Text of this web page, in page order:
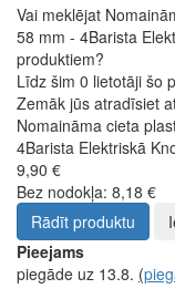
Vai meklējat
58 mm - 4Barista
produktiem?
Līdz šim 0 lietotāji šo
Zemāk jūs atradīsiet
Nomaināma cieta
4Barista Elektriskā
9,90 €
Bez nodokļa: 8,18 €
Rādīt produktu
Pieejams
piegāde uz 13.8. (